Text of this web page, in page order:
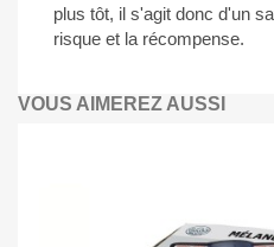
plus tôt, il s'agit donc d'un
risque et la récompense.
VOUS AIMEREZ AUSSI